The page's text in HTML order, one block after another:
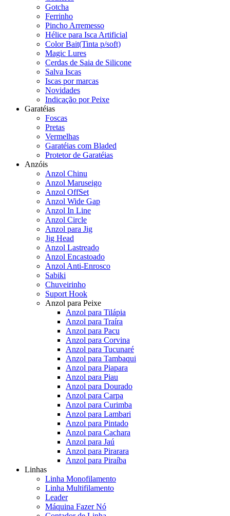
Gotcha
Ferrinho
Pincho Arremesso
Hélice para Isca Artificial
Color Bait(Tinta p/soft)
Magic Lures
Cerdas de Saia de Silicone
Salva Iscas
Iscas por marcas
Novidades
Indicação por Peixe
Garatéias
Foscas
Pretas
Vermelhas
Garatéias com Bladed
Protetor de Garatéias
Anzóis
Anzol Chinu
Anzol Maruseigo
Anzol OffSet
Anzol Wide Gap
Anzol In Line
Anzol Circle
Anzol para Jig
Jig Head
Anzol Lastreado
Anzol Encastoado
Anzol Anti-Enrosco
Sabiki
Chuveirinho
Suport Hook
Anzol para Peixe
Anzol para Tilápia
Anzol para Traíra
Anzol para Pacu
Anzol para Corvina
Anzol para Tucunaré
Anzol para Tambaqui
Anzol para Piapara
Anzol para Piau
Anzol para Dourado
Anzol para Carpa
Anzol para Curimba
Anzol para Lambari
Anzol para Pintado
Anzol para Cachara
Anzol para Jaú
Anzol para Pirarara
Anzol para Piraíba
Linhas
Linha Monofilamento
Linha Multifilamento
Leader
Máquina Fazer Nó